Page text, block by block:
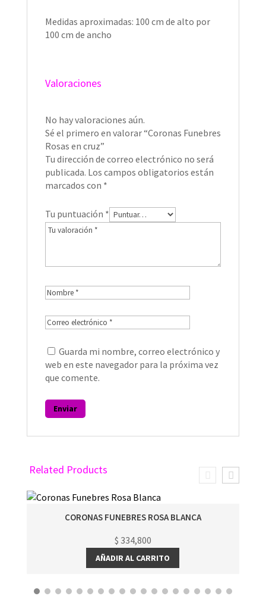
Medidas aproximadas: 100 cm de alto por
100 cm de ancho
Valoraciones
No hay valoraciones aún.
Sé el primero en valorar “Coronas Funebres
Rosas en cruz”
Tu dirección de correo electrónico no será
publicada. Los campos obligatorios están
marcados con *
Tu puntuación *
Guarda mi nombre, correo electrónico y
web en este navegador para la próxima vez
que comente.
Related Products